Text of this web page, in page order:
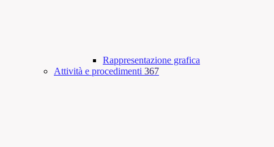
Rappresentazione grafica
Attività e procedimenti 367